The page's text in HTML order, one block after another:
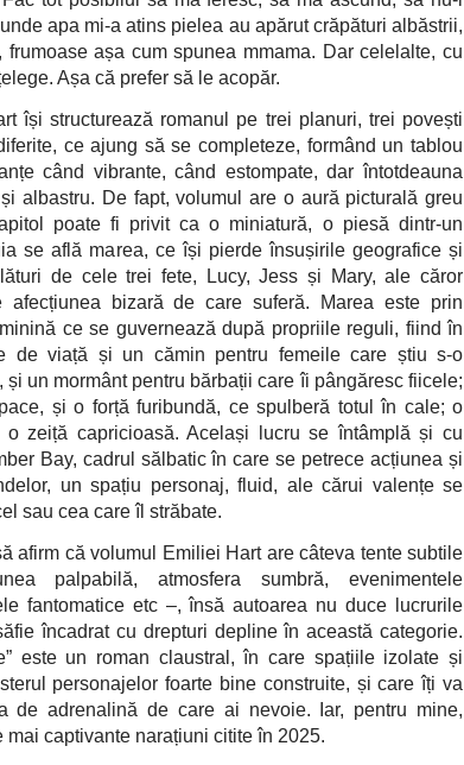
apa mi-a atins pielea au apărut crăpături albăstrii,
așa cum spunea mmama. Dar celelalte, cu
Așa că prefer să le acopăr.
își structurează romanul pe trei planuri, trei povești
ce ajung să se completeze, formând un tablou
când vibrante, când estompate, dar întotdeauna
albastru. De fapt, volumul are o aură picturală greu
poate fi privit ca o miniatură, o piesă dintr-un
se află marea, ce își pierde însușirile geografice și
de cele trei fete, Lucy, Jess și Mary, ale căror
afecțiunea bizară de care suferă. Marea este prin
ce se guvernează după propriile reguli, fiind în
de viață și un cămin pentru femeile care știu s-o
și un mormânt pentru bărbații care îi pângăresc fiicele;
și o forță furibundă, ce spulberă totul în cale; o
o zeiță capricioasă. Același lucru se întâmplă și cu
Bay, cadrul sălbatic în care se petrece acțiunea și
un spațiu personaj, fluid, ale cărui valențe se
sau cea care îl străbate.
afirm că volumul Emiliei Hart are câteva tente subtile
palpabilă, atmosfera sumbră, evenimentele
fantomatice etc –, însă autoarea nu duce lucrurile
încadrat cu drepturi depline în această categorie.
este un roman claustral, în care spațiile izolate și
personajelor foarte bine construite, și care îți va
de adrenalină de care ai nevoie. Iar, pentru mine,
mai captivante narațiuni citite în 2025.